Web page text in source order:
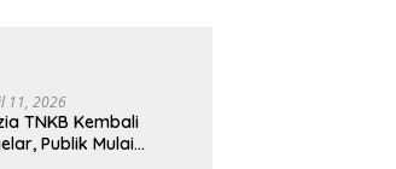
11, 2026
TNKB Kembali
Publik Mulai